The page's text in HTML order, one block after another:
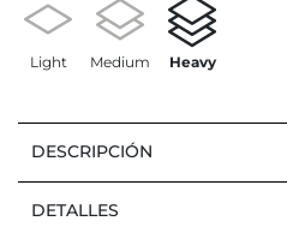
Light Medium Heavy
DESCRIPCIÓN
DETALLES